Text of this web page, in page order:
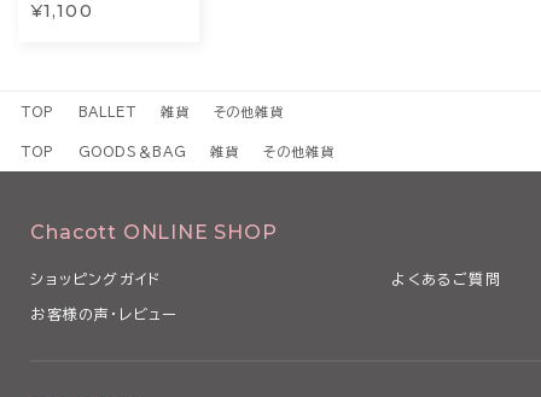
¥1,100
TOP BALLET 雑貨 その他雑貨
TOP GOODS＆BAG 雑貨 その他雑貨
Chacott ONLINE SHOP
ショッピングガイド よくあるご質問
お客様の声・レビュー